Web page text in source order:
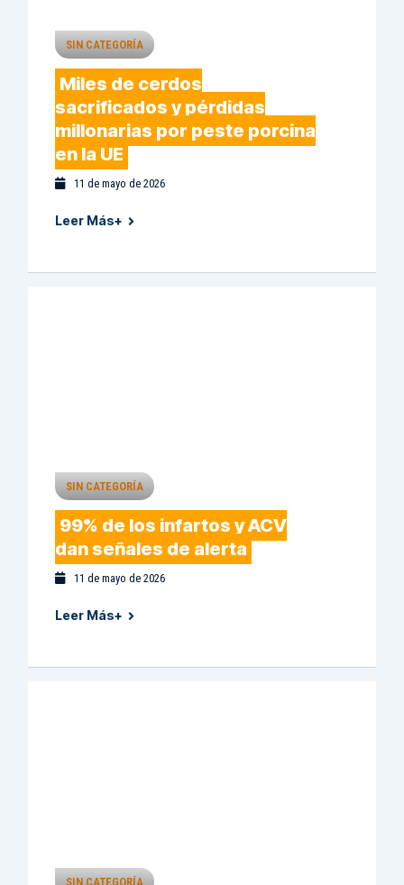
SIN CATEGORÍA
Miles de cerdos
sacrificados y pérdidas
millonarias por peste porcina
en la UE
11 de mayo de 2026
Leer Más+
SIN CATEGORÍA
99% de los infartos y ACV
dan señales de alerta
11 de mayo de 2026
Leer Más+
SIN CATEGORÍA